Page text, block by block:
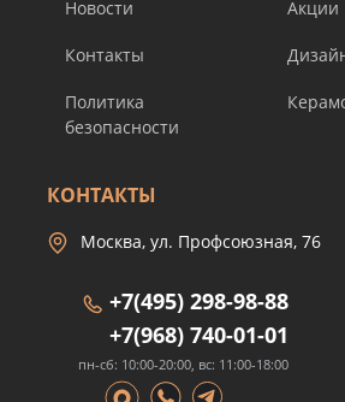
Новости
Контакты
Политика
безопасности
Акции
КОНТАКТЫ
Москва, ул. Профсоюзная, 76
+7(495) 298-98-88
+7(968) 740-01-01
пн-сб: 10:00-20:00, вс: 11:00-18:00